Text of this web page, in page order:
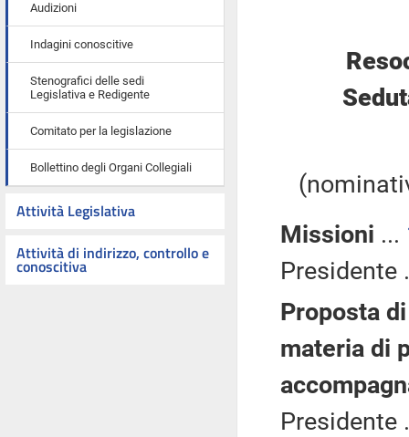
Audizioni
Indagini conoscitive
Stenografici delle sedi
Legislativa e Redigente
Comitato per la legislazione
Bollettino degli Organi Collegiali
Attività Legislativa
Attività di indirizzo, controllo e
conoscitiva
Missioni ...
Presidente
Proposta
materia di
Presidente